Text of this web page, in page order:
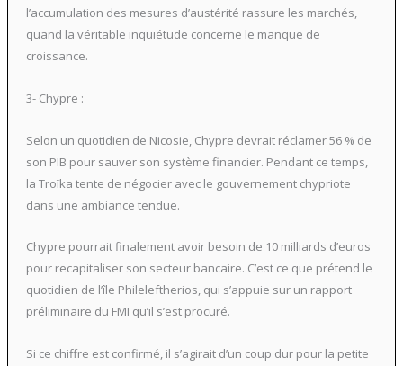
l’accumulation des mesures d’austérité rassure les marchés,
quand la véritable inquiétude concerne le manque de
croissance.
3- Chypre :
Selon un quotidien de Nicosie, Chypre devrait réclamer 56 % de
son PIB pour sauver son système financier. Pendant ce temps,
la Troïka tente de négocier avec le gouvernement chypriote
dans une ambiance tendue.
Chypre pourrait finalement avoir besoin de 10 milliards d’euros
pour recapitaliser son secteur bancaire. C’est ce que prétend le
quotidien de l’île Phileleftherios, qui s’appuie sur un rapport
préliminaire du FMI qu’il s’est procuré.
Si ce chiffre est confirmé, il s’agirait d’un coup dur pour la petite